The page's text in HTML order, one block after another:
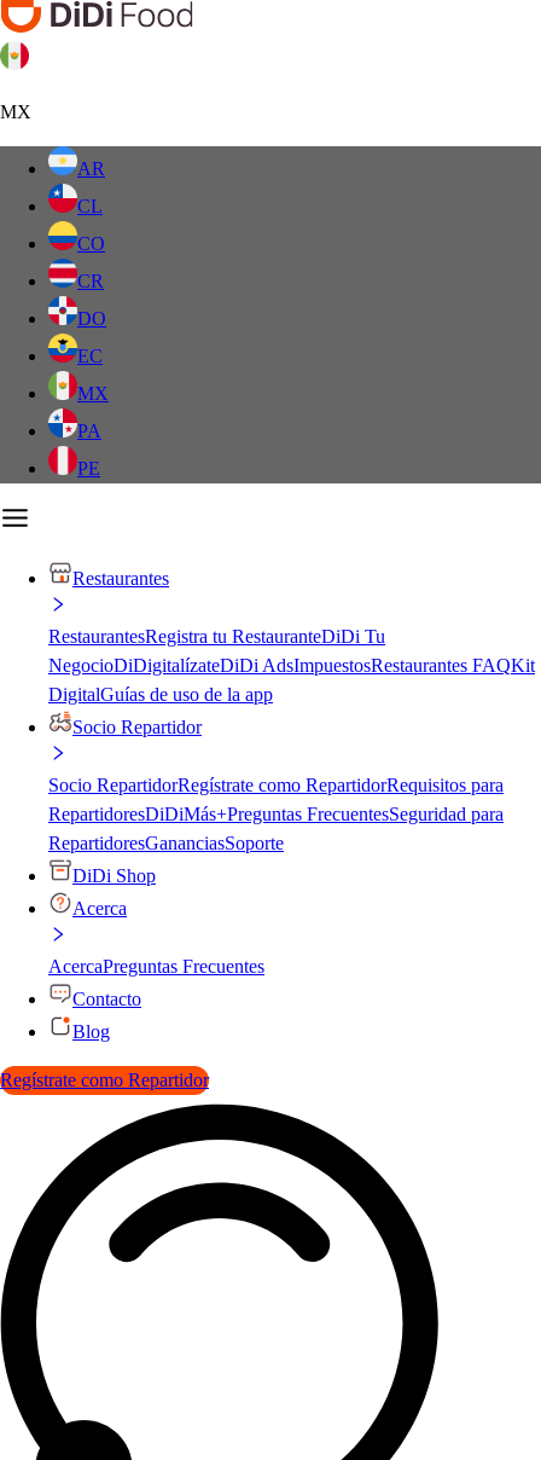
MX
AR
CL
CO
CR
DO
EC
MX
PA
PE
Restaurantes
RestaurantesRegistra tu RestauranteDiDi Tu
NegocioDiDigitalízateDiDi AdsImpuestosRestaurantes FAQKit
DigitalGuías de uso de la app
Socio Repartidor
Socio RepartidorRegístrate como RepartidorRequisitos para
RepartidoresDiDiMás+Preguntas FrecuentesSeguridad para
RepartidoresGananciasSoporte
DiDi Shop
Acerca
AcercaPreguntas Frecuentes
Contacto
Blog
Regístrate como Repartidor